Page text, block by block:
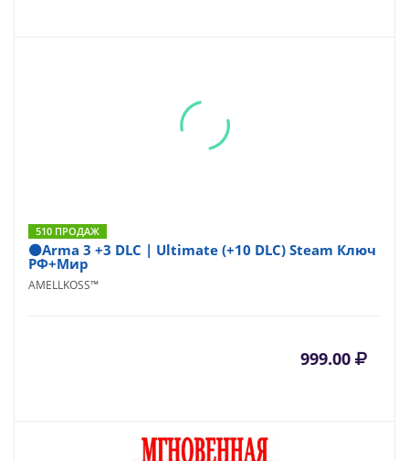
510 ПРОДАЖ
⚫Arma 3 +3 DLC | Ultimate (+10 DLC) Steam Ключ
РФ+Мир
AMELLKOSS™
999.00